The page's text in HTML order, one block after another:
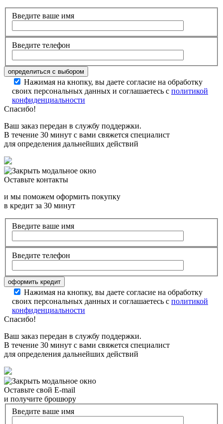
Введите ваше имя
Введите телефон
Нажимая на кнопку, вы даете согласие на обработку
своих персональных данных и соглашаетесь с политикой
конфиденциальности
Спасибо!
Ваш заказ передан в службу поддержки.
В течение 30 минут с вами свяжется специалист
для определения дальнейших действий
Оставьте контакты
и мы поможем оформить покупку
в кредит за 30 минут
Введите ваше имя
Введите телефон
Нажимая на кнопку, вы даете согласие на обработку
своих персональных данных и соглашаетесь с политикой
конфиденциальности
Спасибо!
Ваш заказ передан в службу поддержки.
В течение 30 минут с вами свяжется специалист
для определения дальнейших действий
Оставьте свой E-mail
и получите брошюру
Введите ваше имя